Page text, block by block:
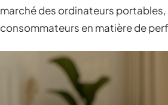
marché des ordinateurs
consommateurs en matière de